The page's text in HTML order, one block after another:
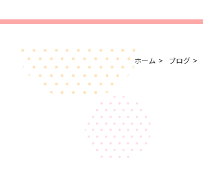
ホーム ブログ